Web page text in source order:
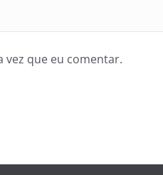
vez que eu comentar.